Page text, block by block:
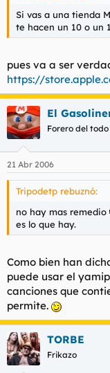
Si vas a una tienda
te hacen un 10 o un
pues va a ser
https://
El
Forero del
21 Abr 2006
Tripodetp rebuznó:
no hay mas remedio
es lo que hay.
Como bien han
puede usar el
canciones que
permite.
TORBE
Frikazo